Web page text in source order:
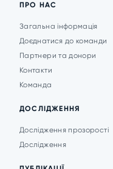
ПРО НАС
Загальна інформація
Доєднатися до команди
Партнери та донори
Контакти
Команда
ДОСЛІДЖЕННЯ
Дослідження прозорості
Дослідження